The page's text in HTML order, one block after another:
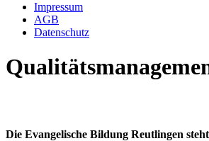
Impressum
AGB
Datenschutz
Die Evangelische Bildung Reutlingen